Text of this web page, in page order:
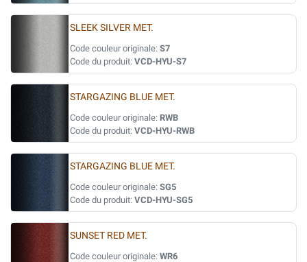
SLEEK SILVER MET.
Code couleur originale: S7
Code du produit: VCD-HYU-S7
STARGAZING BLUE MET.
Code couleur originale: RWB
Code du produit: VCD-HYU-RWB
STARGAZING BLUE MET.
Code couleur originale: SG5
Code du produit: VCD-HYU-SG5
SUNSET RED MET.
Code couleur originale: WR6